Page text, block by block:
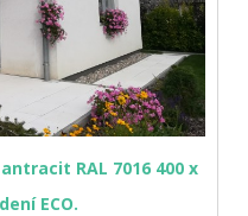
RAL 7016 400 x
ECO.